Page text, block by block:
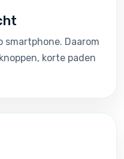
smartphone. Daarom
korte paden